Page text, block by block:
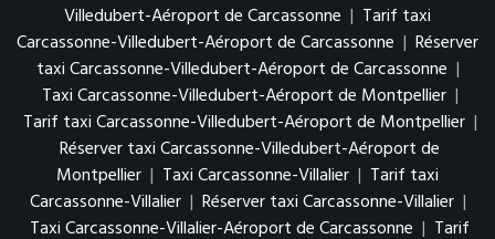
Villedubert-Aéroport de Carcassonne | Tarif taxi
Carcassonne-Villedubert-Aéroport de Carcassonne | Réserver
taxi Carcassonne-Villedubert-Aéroport de Carcassonne |
Taxi Carcassonne-Villedubert-Aéroport de Montpellier |
Tarif taxi Carcassonne-Villedubert-Aéroport de Montpellier |
Réserver taxi Carcassonne-Villedubert-Aéroport de
Montpellier | Taxi Carcassonne-Villalier | Tarif taxi
Carcassonne-Villalier | Réserver taxi Carcassonne-Villalier |
Taxi Carcassonne-Villalier-Aéroport de Carcassonne | Tarif